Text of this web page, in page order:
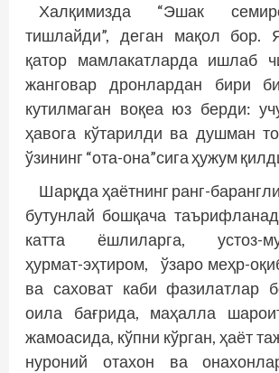
Халқимизда “Эшак
тишлайди”, деган мақол бор.
қатор мамлакатларда ишлаб
жанговар дронлардан бири
кутилмаган воқеа юз берди:
ҳавога кўтарилди ва душман
ўзининг “ота-она”сига ҳужум
Шарқда ҳаётнинг ранг-
бутунлай бошқача
катта ёшлиларга, устоз-
ҳурмат-эҳтиром, ўзаро меҳр-
ва саховат каби фазилатлар
оила бағрида, маҳалла
жамоасида, кўпни кўрган, ҳаёт
нуроний отахон ва